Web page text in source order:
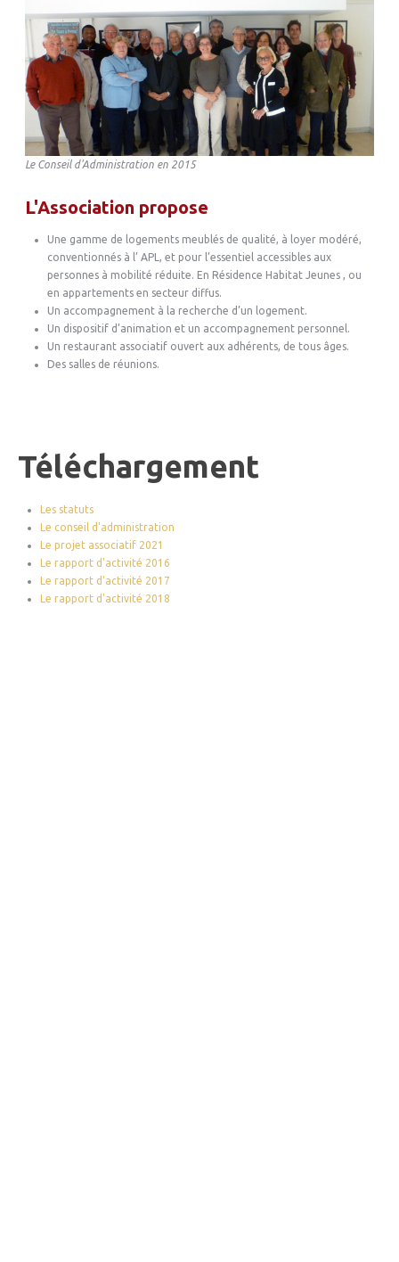
Le Conseil d'Administration en 2015
L'Association propose
Une gamme de logements meublés de qualité, à loyer modéré,
conventionnés à l’ APL, et pour l’essentiel accessibles aux
personnes à mobilité réduite. En Résidence Habitat Jeunes , ou
en appartements en secteur diffus.
Un accompagnement à la recherche d’un logement.
Un dispositif d’animation et un accompagnement personnel.
Un restaurant associatif ouvert aux adhérents, de tous âges.
Des salles de réunions.
Téléchargement
Les statuts
Le conseil d'administration
Le projet associatif 2021
Le rapport d'activité 2016
Le rapport d'activité 2017
Le rapport d'activité 2018